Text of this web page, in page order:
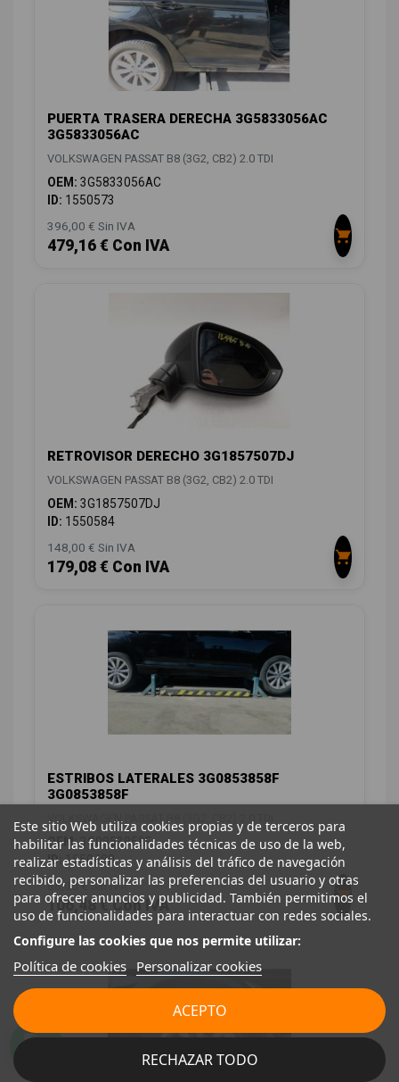
PUERTA TRASERA DERECHA 3G5833056AC
3G5833056AC
VOLKSWAGEN PASSAT B8 (3G2, CB2) 2.0 TDI
OEM: 3G5833056AC
ID: 1550573
396,00 € Sin IVA
479,16 € Con IVA
RETROVISOR DERECHO 3G1857507DJ
VOLKSWAGEN PASSAT B8 (3G2, CB2) 2.0 TDI
OEM: 3G1857507DJ
ID: 1550584
148,00 € Sin IVA
179,08 € Con IVA
ESTRIBOS LATERALES 3G0853858F
3G0853858F
VOLKSWAGEN PASSAT B8 (3G2, CB2) 2.0 TDI
OEM:3G0853858F
ID: 1550480
88,00 € Sin IVA
106,48 € Con IVA
Este sitio Web utiliza cookies propias y de terceros para
habilitar las funcionalidades técnicas de uso de la web,
realizar estadísticas y análisis del tráfico de navegación
recibido, personalizar las preferencias del usuario y otras
para ofrecer anuncios y publicidad. También permitimos el
uso de funcionalidades para interactuar con redes sociales.
Configure las cookies que nos permite utilizar:
Política de cookies Personalizar cookies
RECHAZAR TODO
ACEPTO